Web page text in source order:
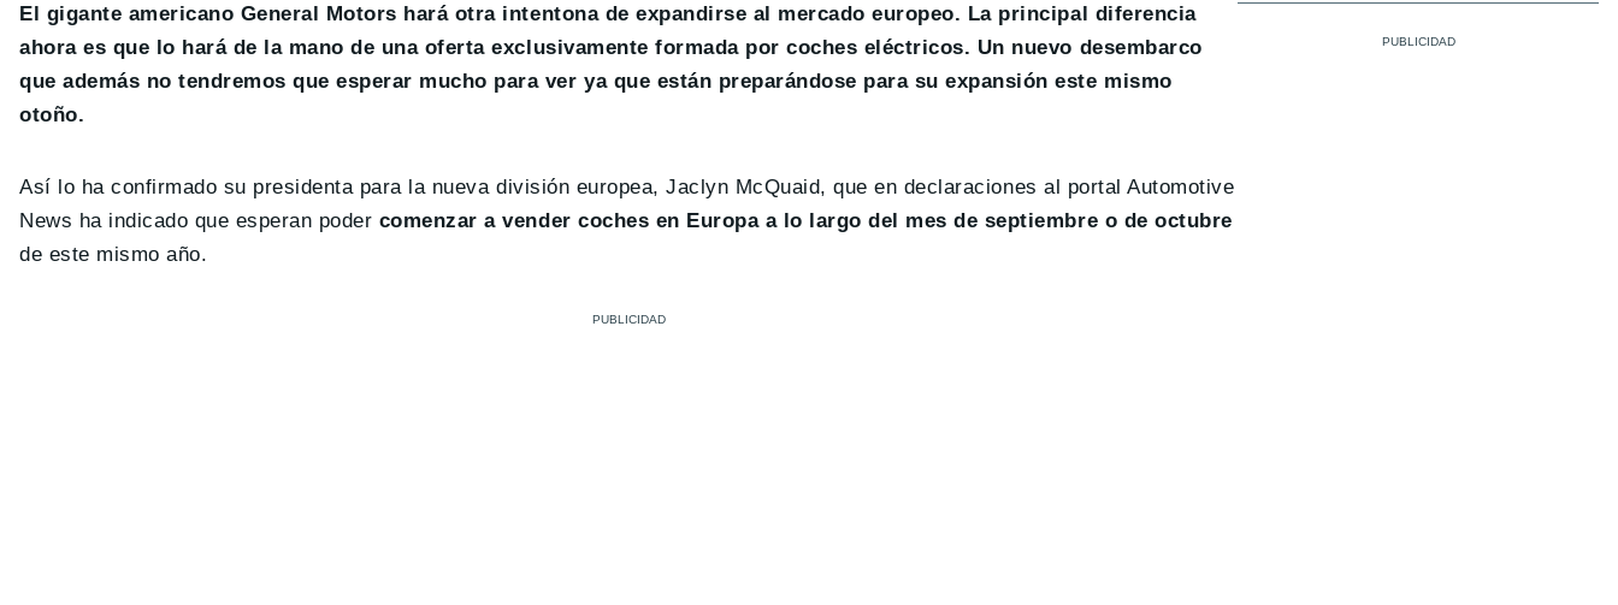
El gigante americano General Motors hará otra intentona de expandirse al mercado europeo. La principal diferencia
ahora es que lo hará de la mano de una oferta exclusivamente formada por coches eléctricos. Un nuevo desembarco
que además no tendremos que esperar mucho para ver ya que están preparándose para su expansión este mismo
otoño.
Así lo ha confirmado su presidenta para la nueva división europea, Jaclyn McQuaid, que en declaraciones al portal Automotive
News ha indicado que esperan poder comenzar a vender coches en Europa a lo largo del mes de septiembre o de octubre
de este mismo año.